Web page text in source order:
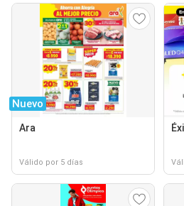
Nuevo
Ara
Válido por 5 días